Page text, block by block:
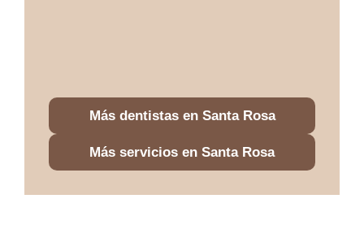
Más dentistas en Santa Rosa
Más servicios en Santa Rosa